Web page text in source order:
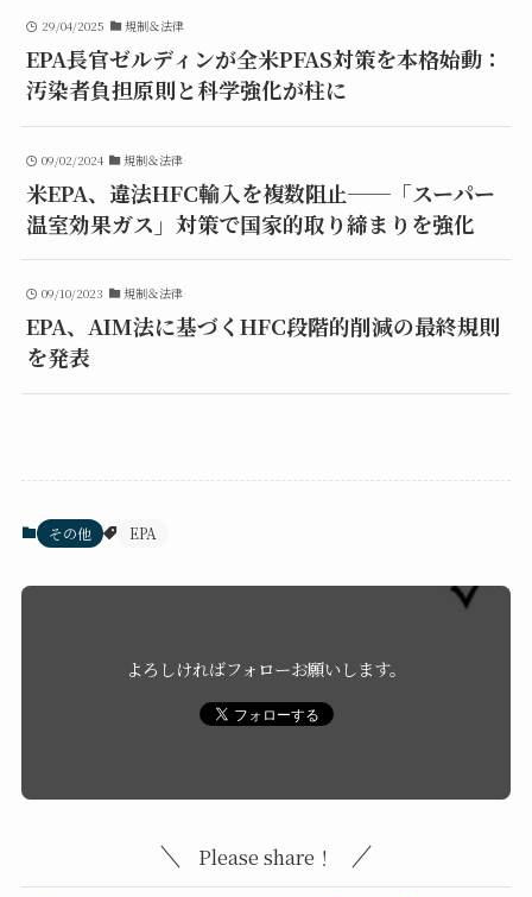
29/04/2025 規制＆法律
EPA長官ゼルディンが全米PFAS対策を本格始動：
汚染者負担原則と科学強化が柱に
09/02/2024 規制＆法律
米EPA、違法HFC輸入を複数阻止──「スーパー
温室効果ガス」対策で国家的取り締まりを強化
09/10/2023 規制＆法律
EPA、AIM法に基づくHFC段階的削減の最終規則
を発表
その他 EPA
よろしければフォローお願いします。
Please share！